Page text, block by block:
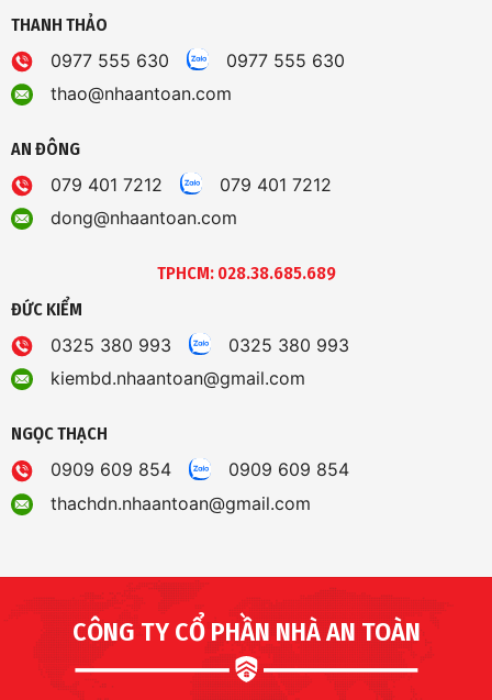
THANH THẢO
0977 555 630
0977 555 630
thao@nhaantoan.com
AN ĐÔNG
079 401 7212
079 401 7212
dong@nhaantoan.com
TPHCM: 028.38.685.689
ĐỨC KIỂM
0325 380 993
0325 380 993
kiembd.nhaantoan@gmail.com
NGỌC THẠCH
0909 609 854
0909 609 854
thachdn.nhaantoan@gmail.com
CÔNG TY CỔ PHẦN NHÀ AN TOÀN